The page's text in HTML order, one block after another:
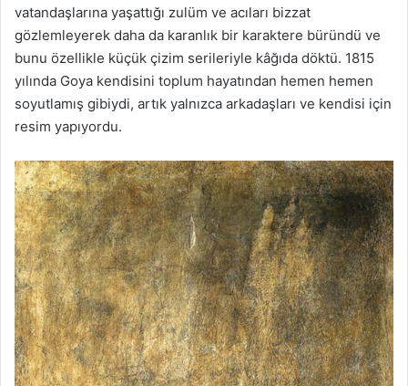
vatandaşlarına yaşattığı zulüm ve acıları bizzat
gözlemleyerek daha da karanlık bir karaktere büründü ve
bunu özellikle küçük çizim serileriyle kâğıda döktü. 1815
yılında Goya kendisini toplum hayatından hemen hemen
soyutlamış gibiydi, artık yalnızca arkadaşları ve kendisi için
resim yapıyordu.